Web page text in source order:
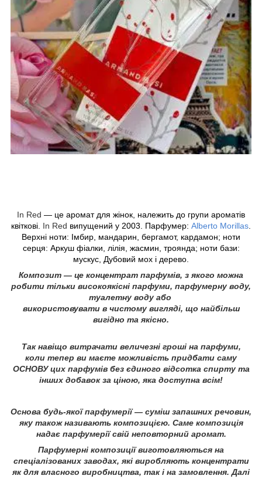
In Red — це аромат для жінок, належить до групи ароматів
квіткові. In Red випущений у 2003. Парфумер: Alberto Morillas
Верхні ноти: Імбир, мандарин, бергамот, кардамон; ноти
серця: Аркуш фіалки, лілія, жасмин, троянда; ноти бази:
мускус, Дубовий мох і дерево.
Композит — це концентрат парфумів, з якого можна
робити тільки високоякісні парфуми, парфумерну воду,
туалетну воду або
використовувати в чистому вигляді, що найбільш
вигідно та якісно.
Так навіщо витрачати величезні гроші на парфуми,
коли тепер ви маєте можливість придбати саму
ОСНОВУ цих парфумів без єдиного відсотка спирту та
інших добавок за ціною, яка доступна всім!
Основа будь-якої парфумерії — суміш запашних речовин,
яку також називають композицією. Саме композиція
надає парфумерії свій неповторний аромат.
Парфумерні композиції виготовляються на
спеціалізованих заводах, які виробляють концентрати
як для власного виробництва, так і на замовлення. Далі